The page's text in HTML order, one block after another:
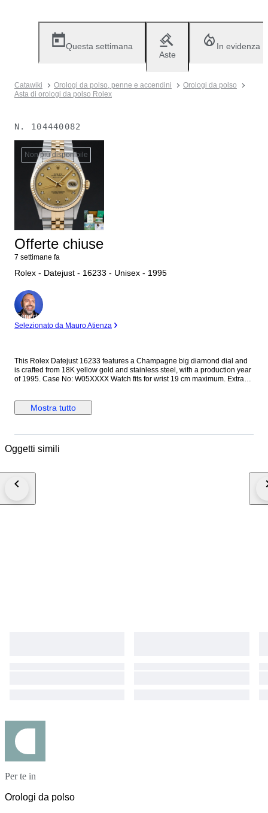
Questa settimana
Aste
In evidenza
Catawiki Orologi da polso, penne e accendini
Orologi da polso
Asta di orologi da polso Rolex
N. 104440082
Non più disponibile
Offerte chiuse
7 settimane fa
Rolex - Datejust - 16233 - Unisex - 1995
Esperto
Selezionato da Mauro Atienza
This Rolex Datejust 16233 features a Champagne big diamond dial and
is crafted from 18K yellow gold and stainless steel, with a production year
of 1995. Case No: W05XXXX Watch fits for wrist 19 cm maximum. Extra
Certificate of Originality • A The Watch Register Search Certificate, both
legally recognized as proof of due diligence. We are big EU company with
track record. You can find thousands five star reviews. Why Choose Us? •
No Customs Taxes for EU Buyers • 0% VAT for EU Buyers • 24–48 Hours
Movement cleaning with specialized equipment • Oiling and accuracy
performance test using Cyclotest equipment Additional Notes • Pictures
Mostra tutto
Oggetti simili
Per te in
Orologi da polso